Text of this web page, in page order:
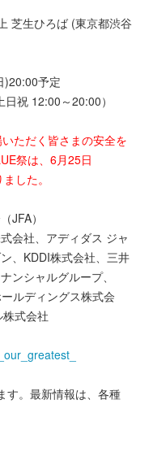
芝生ひろば (東京都渋谷
)20:00予定
祝 12:00～20:00）
ただく皆さまの安全を
祭は、6月25日
した。
JFA）
会社、アディダス ジャ
、KDDI株式会社、三井
ンシャルグループ、
ルディングス株式会
式会社
す。最新情報は、各種